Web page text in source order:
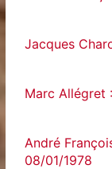
Jacques
Marc Allégret
André
08/01/1978